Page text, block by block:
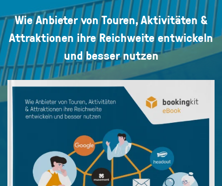
Wie Anbieter von Touren, Aktivitäten &
Attraktionen ihre Reichweite entwickeln
und besser nutzen